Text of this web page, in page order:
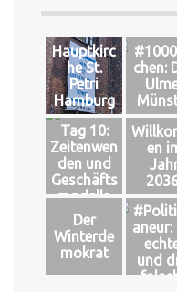
Hauptkirc
he St.
Petri
Hamburg
chen:
Tag 10:
Zeitenwen
den und
Geschäfts
modelle
en
Der
Winterde
mokrat
aneur:
und